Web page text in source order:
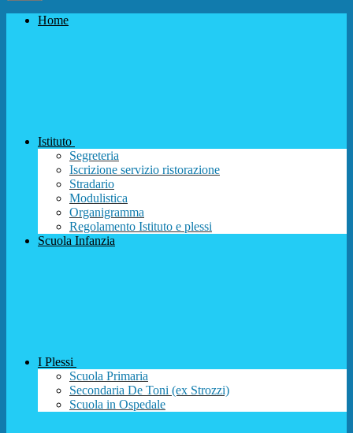
Home
Istituto
Segreteria
Iscrizione servizio ristorazione
Stradario
Modulistica
Organigramma
Regolamento Istituto e plessi
Scuola Infanzia
I Plessi
Scuola Primaria
Secondaria De Toni (ex Strozzi)
Scuola in Ospedale